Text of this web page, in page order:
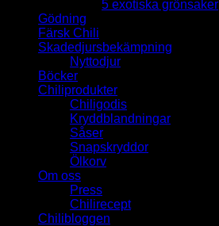
5 exotiska grönsaker
Gödning
Färsk Chili
Skadedjursbekämpning
Nyttodjur
Böcker
Chiliprodukter
Chiligodis
Kryddblandningar
Såser
Snapskryddor
Ölkorv
Om oss
Press
Chilirecept
Chilibloggen